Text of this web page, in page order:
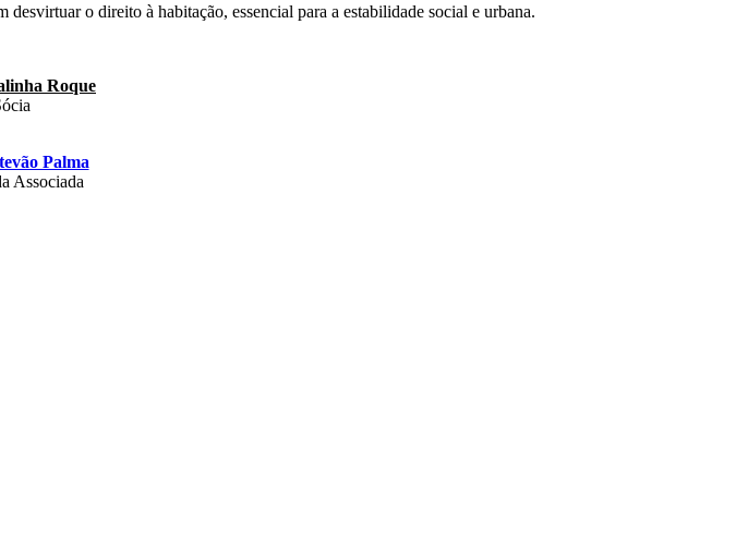
o direito à habitação, essencial para a estabilidade social e urbana.
Roque
Palma
Associada